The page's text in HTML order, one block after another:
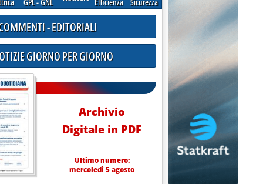
- EDITORIALI
GIORNO PER GIORNO
Archivio
Digitale in PDF
Ultimo numero:
mercoledì 5 agosto